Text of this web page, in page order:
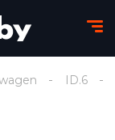
ID.6